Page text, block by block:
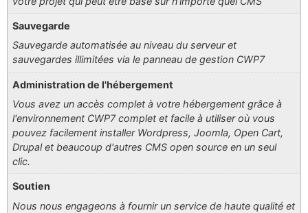
Sauvegarde
Sauvegarde automatisée au niveau du serveur et
sauvegardes illimitées via le panneau de gestion CWP7
Administration de l'hébergement
Vous avez un accès complet à votre hébergement grâce à
l'environnement CWP7 complet et facile à utiliser où vous
pouvez facilement installer Wordpress, Joomla, Open Cart,
Drupal et beaucoup d'autres CMS open source en un seul
clic.
Soutien
Nous nous engageons à fournir un service de haute qualité et